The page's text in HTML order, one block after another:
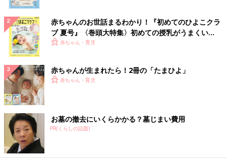
赤ちゃんのお世話まるわかり！『初めてのひよこクラ
ブ 夏号』〈巻頭大特集〉初めての授乳がうまくい
く！ おっぱい・ミルクの基本と夏のトラブル 解決テ
赤ちゃん・育児
赤ちゃんが生まれたら！2冊の「たまひよ」
赤ちゃん・育児
お墓の撤去にいくらかかる？墓じまい費用
PR(くらしの話題)